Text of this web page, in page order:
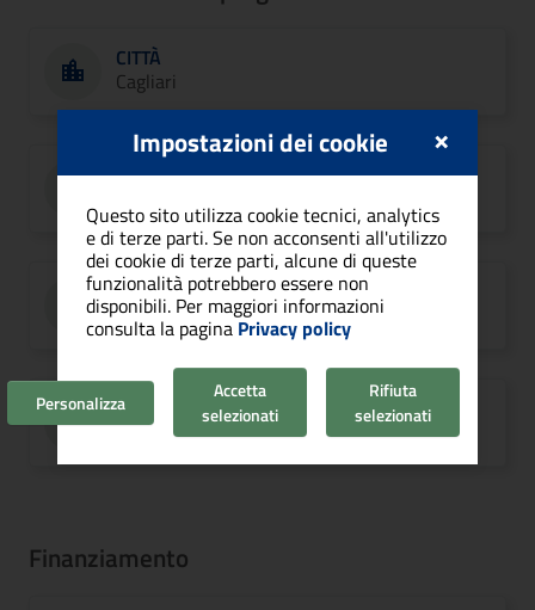
CITTÀ
Cagliari
CODICE PROGETTO
ASSE/PRIORITÀ
Asse 6
RUP
Claudio Maria Papoff
Finanziamento
×
Impostazioni dei cookie
Questo sito utilizza cookie tecnici, analytics
e di terze parti. Se non acconsenti all'utilizzo
dei cookie di terze parti, alcune di queste
funzionalità potrebbero essere non
disponibili. Per maggiori informazioni
consulta la pagina Privacy policy
Personalizza
Accetta
selezionati
Rifiuta
selezionati